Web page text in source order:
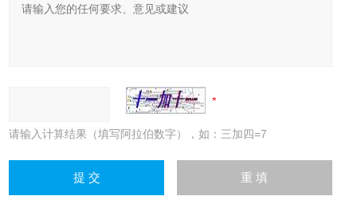
请输入计算结果（填写阿拉伯数字），如：三加四=7